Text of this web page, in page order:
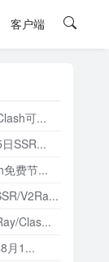
客户端
可...
SSR...
免费节...
V2Ra...
Clas...
月1...